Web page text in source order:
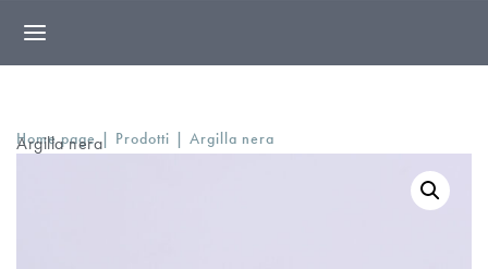
Home page | Prodotti | Argilla nera
Argilla nera